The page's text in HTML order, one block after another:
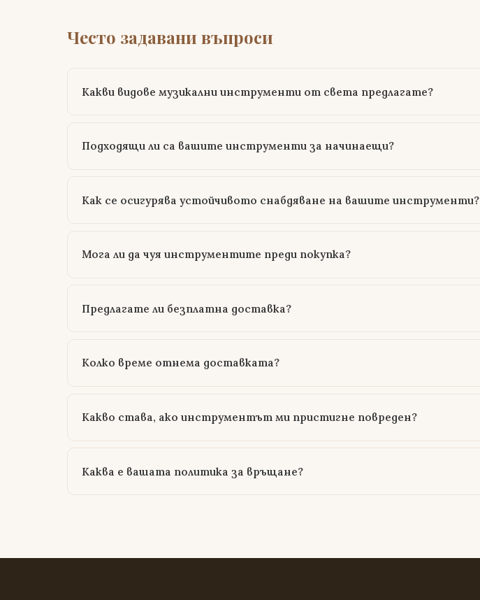
Често задавани въпроси
Какви видове музикални инструменти от света предлагате?
Подходящи ли са вашите инструменти за начинаещи?
Как се осигурява устойчивото снабдяване на вашите инструменти?
Мога ли да чуя инструментите преди покупка?
Предлагате ли безплатна доставка?
Колко време отнема доставката?
Какво става, ако инструментът ми пристигне повреден?
Каква е вашата политика за връщане?